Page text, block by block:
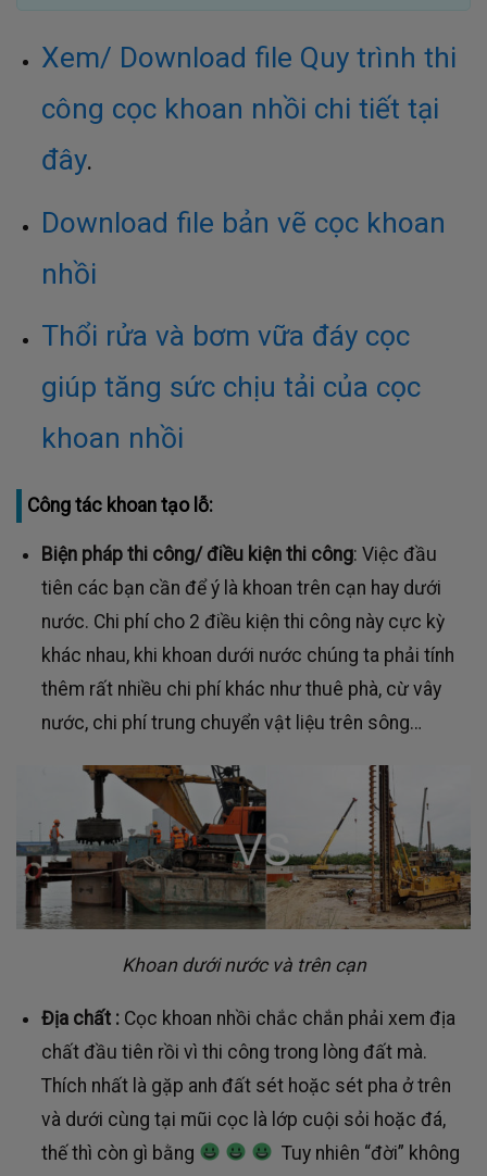
Xem/ Download file Quy trình thi
công cọc khoan nhồi chi tiết tại
đây.
Download file bản vẽ cọc khoan
nhồi
Thổi rửa và bơm vữa đáy cọc
giúp tăng sức chịu tải của cọc
khoan nhồi
Công tác khoan tạo lỗ:
Biện pháp thi công/ điều kiện thi công: Việc đầu
tiên các bạn cần để ý là khoan trên cạn hay dưới
nước. Chi phí cho 2 điều kiện thi công này cực kỳ
khác nhau, khi khoan dưới nước chúng ta phải tính
thêm rất nhiều chi phí khác như thuê phà, cừ vây
nước, chi phí trung chuyển vật liệu trên sông…
Khoan dưới nước và trên cạn
Địa chất : Cọc khoan nhồi chắc chắn phải xem địa
chất đầu tiên rồi vì thi công trong lòng đất mà.
Thích nhất là gặp anh đất sét hoặc sét pha ở trên
và dưới cùng tại mũi cọc là lớp cuội sỏi hoặc đá,
thế thì còn gì bằng
Tuy nhiên “đời” không